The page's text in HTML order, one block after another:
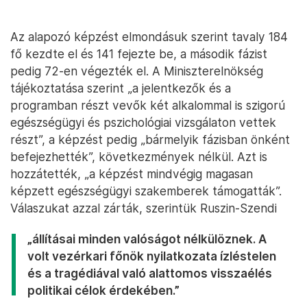
Az alapozó képzést elmondásuk szerint tavaly 184
fő kezdte el és 141 fejezte be, a második fázist
pedig 72-en végezték el. A Miniszterelnökség
tájékoztatása szerint „a jelentkezők és a
programban részt vevők két alkalommal is szigorú
egészségügyi és pszichológiai vizsgálaton vettek
részt”, a képzést pedig „bármelyik fázisban önként
befejezhették”, következmények nélkül. Azt is
hozzátették, „a képzést mindvégig magasan
képzett egészségügyi szakemberek támogatták”.
Válaszukat azzal zárták, szerintük Ruszin-Szendi
„állításai minden valóságot nélkülöznek. A
volt vezérkari főnök nyilatkozata ízléstelen
és a tragédiával való alattomos visszaélés
politikai célok érdekében.”